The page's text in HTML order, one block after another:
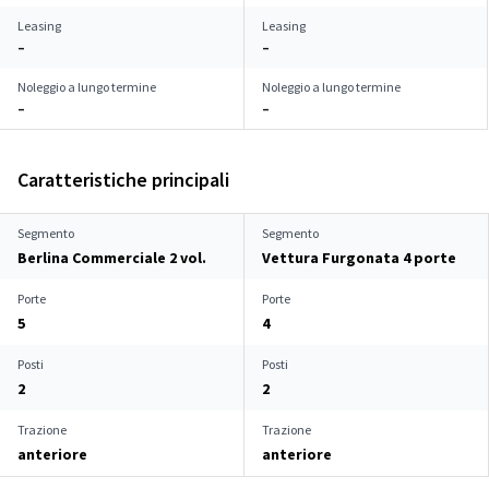
Leasing
–
Leasing
–
Noleggio a lungo termine
–
Noleggio a lungo termine
–
Caratteristiche principali
Segmento
Berlina Commerciale 2 vol.
Segmento
Vettura Furgonata 4 porte
Porte
5
Porte
4
Posti
2
Posti
2
Trazione
anteriore
Trazione
anteriore